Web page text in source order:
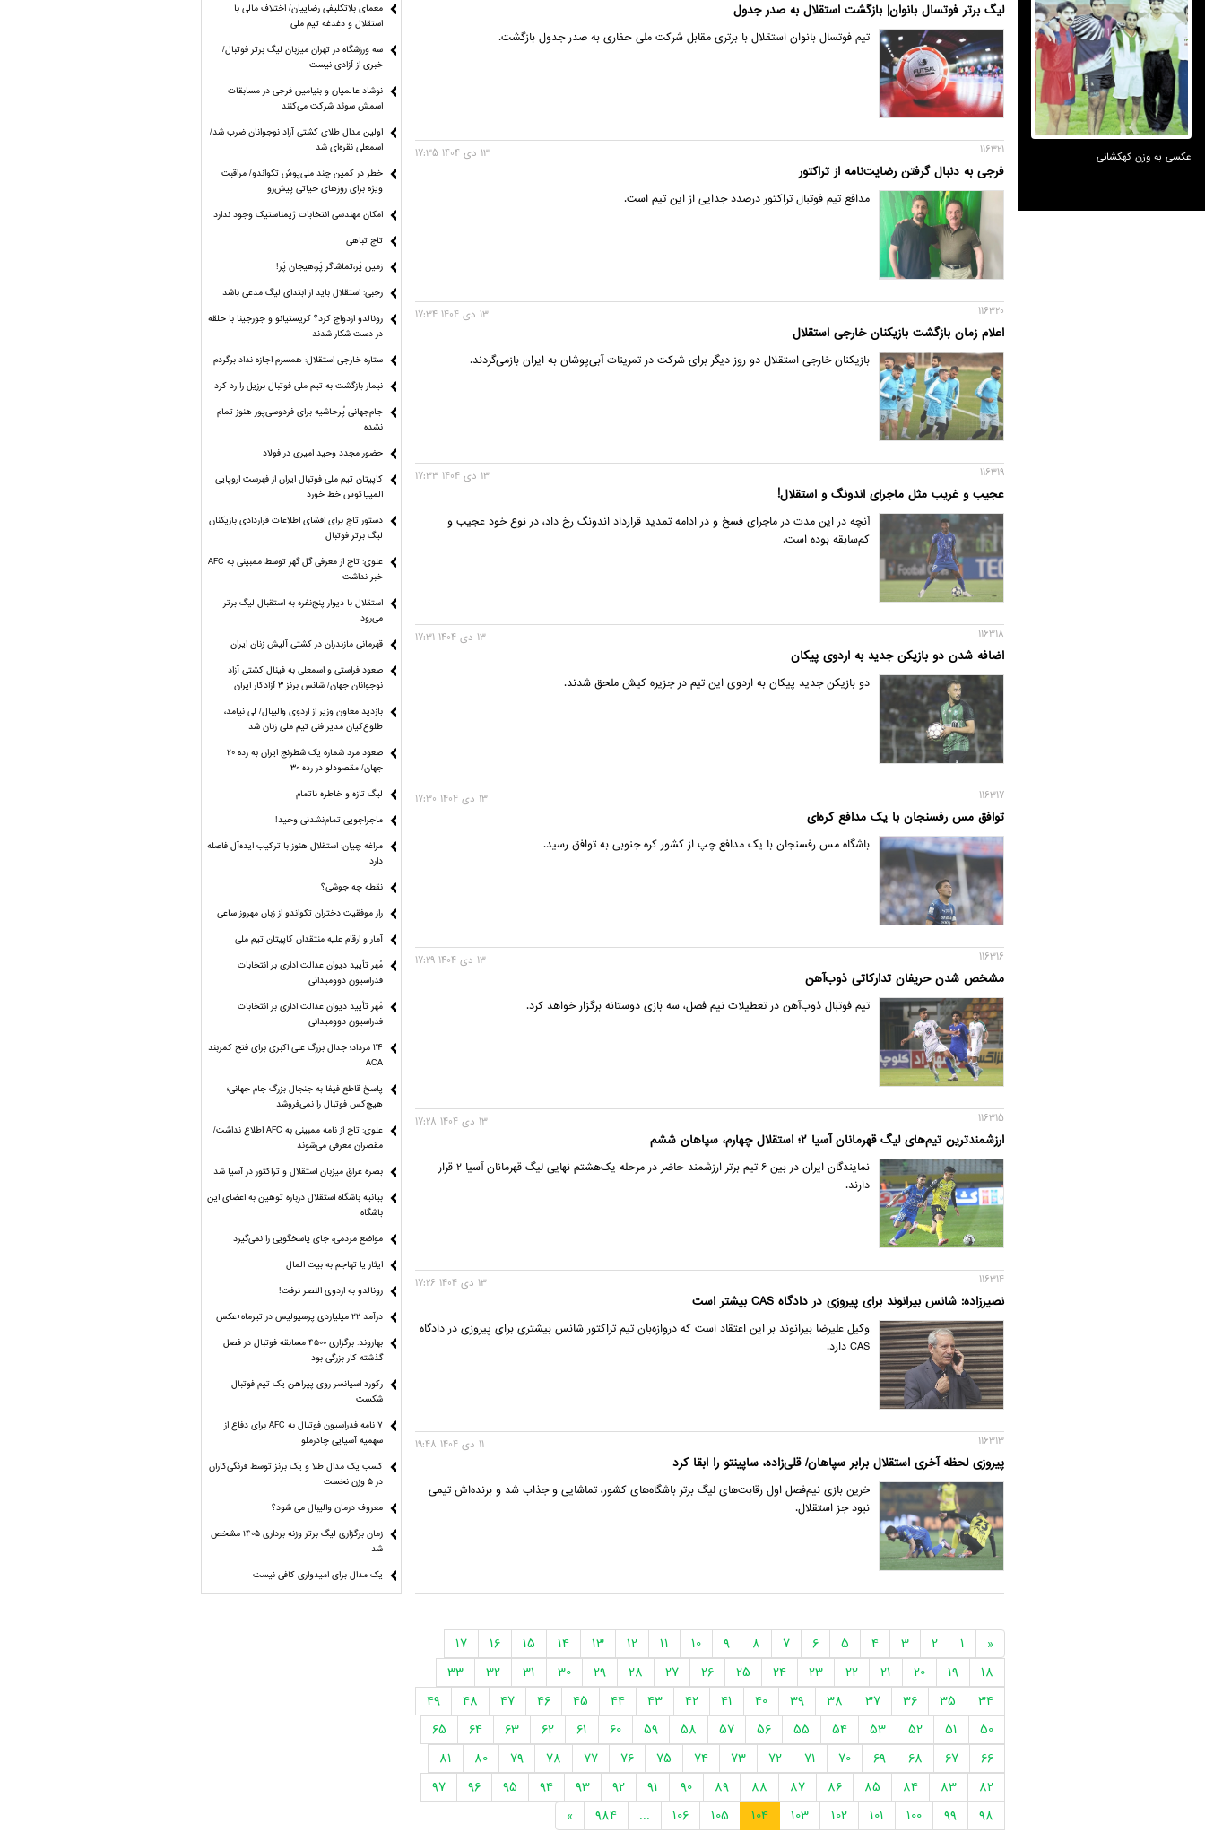
لیگ برتر فوتسال بانوان| بازگشت استقلال به صدر جدول
تیم فوتسال بانوان استقلال با برتری مقابل شرکت ملی حفاری به صدر جدول بازگشت.
116321
فرجی به دنبال گرفتن رضایت‌نامه از تراکتور
13 دی 1404 17:35
مدافع تیم فوتبال تراکتور درصدد جدایی از این تیم است.
116320
اعلام زمان بازگشت بازیکنان خارجی استقلال
13 دی 1404 17:34
بازیکنان خارجی استقلال دو روز دیگر برای شرکت در تمرینات آبی‌پوشان به ایران بازمی‌گردند.
116319
عجیب و غریب مثل ماجرای اندونگ و استقلال!
13 دی 1404 17:33
آنچه در این مدت در ماجرای فسخ و در ادامه تمدید قرارداد اندونگ رخ داد، در نوع خود عجیب و
کم‌سابقه بوده است.
116318
اضافه شدن دو بازیکن جدید به اردوی پیکان
13 دی 1404 17:31
دو بازیکن جدید پیکان به اردوی این تیم در جزیره کیش ملحق شدند.
116317
توافق مس رفسنجان با یک مدافع کره‌ای
13 دی 1404 17:30
باشگاه مس رفسنجان با یک مدافع چپ از کشور کره جنوبی به توافق رسید.
116316
مشخص شدن حریفان تدارکاتی ذوب‌آهن
13 دی 1404 17:29
تیم فوتبال ذوب‌آهن در تعطیلات نیم فصل، سه بازی دوستانه برگزار خواهد کرد.
116315
ارزشمندترین تیم‌های لیگ قهرمانان آسیا 2؛ استقلال چهارم، سپاهان ششم
13 دی 1404 17:28
نمایندگان ایران در بین 6 تیم برتر ارزشمند حاضر در مرحله یک‌هشتم نهایی لیگ قهرمانان آسیا 2 قرار
دارند.
116314
نصیرزاده: شانس بیرانوند برای پیروزی در دادگاه CAS بیشتر است
13 دی 1404 17:26
وکیل علیرضا بیرانوند بر این اعتقاد است که دروازه‌بان تیم تراکتور شانس بیشتری برای پیروزی در دادگاه
CAS دارد.
116313
پیروزی لحظه آخری استقلال برابر سپاهان/ قلی‌زاده، ساپینتو را ابقا کرد
11 دی 1404 19:48
خرین بازی نیم‌فصل اول رقابت‌های لیگ برتر باشگاه‌های کشور، تماشایی و جذاب شد و برنده‌اش تیمی
نبود جز استقلال.
«
1
2
3
4
5
6
7
8
9
10
11
12
13
14
15
16
17
18
19
20
21
22
23
24
25
26
27
28
29
30
31
32
33
34
35
36
37
38
39
40
41
42
43
44
45
46
47
48
49
50
51
52
53
54
55
56
57
58
59
60
61
62
63
64
65
66
67
68
69
70
71
72
73
74
75
76
77
78
79
80
81
82
83
84
85
86
87
88
89
90
91
92
93
94
95
96
97
98
99
100
101
102
103
104
105
106
...
984
»
عکسی به وزن کهکشانی
معمای بلاتکلیفی رضاییان/ اختلاف مالی با
استقلال و دغدغه تیم ملی
سه ورزشگاه در تهران میزبان لیگ برتر فوتبال/
خبری از آزادی نیست
نوشاد عالمیان و بنیامین فرجی در مسابقات
اسمش سوئد شرکت می‌کنند
اولین مدال طلای کشتی آزاد نوجوانان ضرب شد/
اسمعلی نقره‌ای شد
خطر در کمین چند ملی‌پوش تکواندو/ مراقبت
ویژه برای روزهای حیاتی پیش‌رو
امکان مهندسی انتخابات ژیمناستیک وجود ندارد
تاج تباهی
زمین پَر،تماشاگر پَر،هیجان پَر!
رجبی: استقلال باید از ابتدای لیگ مدعی باشد
رونالدو ازدواج کرد؟ کریستیانو و جورجینا با حلقه
در دست شکار شدند
ستاره خارجی استقلال: همسرم اجازه نداد برگردم
نیمار بازگشت به تیم ملی فوتبال برزیل را رد کرد
جام‌جهانی پُرحاشیه برای فردوسی‌پور هنوز تمام
نشده
حضور مجدد وحید امیری در فولاد
کاپیتان تیم ملی فوتبال ایران از فهرست اروپایی
المپیاکوس خط خورد
دستور تاج برای افشای اطلاعات قراردادی بازیکنان
لیگ برتر فوتبال
علوی: تاج از معرفی گل گهر توسط ممبینی به AFC
خبر نداشت
استقلال با دیوار پنج‌نفره به استقبال لیگ برتر
می‌رود
قهرمانی مازندران در کشتی آلیش زنان ایران
صعود فراستی و اسمعلی به فینال کشتی آزاد
نوجوانان جهان/ شانس برنز ۳ آزادکار ایران
بازدید معاون وزیر از اردوی والیبال/ لی نیامد،
طلوع‌کیان مدیر فنی تیم ملی زنان شد
صعود مرد شماره یک شطرنج ایران به رده ۲۰
جهان/ مقصودلو در رده ۳۰
لیگ تازه و خاطره ناتمام
ماجراجویی تمام‌نشدنی وحید!
مراغه چیان: استقلال هنوز با ترکیب ایده‌آل فاصله
دارد
نقطه چه جوشی؟
راز موفقیت دختران تکواندو از زبان مهروز ساعی
آمار و ارقام علیه منتقدان کاپیتان تیم ملی
مُهر تأیید دیوان عدالت اداری بر انتخابات
فدراسیون دوومیدانی
مُهر تأیید دیوان عدالت اداری بر انتخابات
فدراسیون دوومیدانی
24 مرداد؛ جدال بزرگ علی‌ اکبری برای فتح کمربند
ACA
پاسخ قاطع فیفا به جنجال بزرگ جام جهانی؛
هیچ‌کس فوتبال را نمی‌فروشد
علوی: تاج از نامه ممبینی به AFC اطلاع نداشت/
مقصران معرفی می‌شوند
بصره عراق میزبان استقلال و تراکتور در آسیا شد
بیانیه باشگاه استقلال درباره توهین به اعضای این
باشگاه
مواضع مردمی، جای پاسخگویی را نمی‌گیرد
ایثار یا تهاجم به بیت المال
رونالدو به اردوی النصر نرفت!
درآمد ۲۲ میلیاردی پرسپولیس در تیرماه+عکس
بهاروند: برگزاری ۴۵۰۰ مسابقه فوتبال در فصل
گذشته کار بزرگی بود
رکورد اسپانسر روی پیراهن یک تیم فوتبال
شکست
۷ نامه فدراسیون فوتبال به AFC برای دفاع از
سهمیه آسیایی چادرملو
کسب یک مدال طلا و یک برنز توسط فرنگی‌کاران
در ۵ وزن نخست
معروف درمان والیبال می شود؟
زمان برگزاری لیگ برتر وزنه برداری ۱۴۰۵ مشخص
شد
یک مدال برای امیدواری کافی نیست